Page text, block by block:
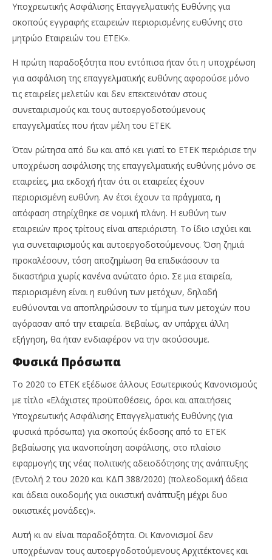
Ακατανόητοι οι Κανονισμοί του ΕΤΕΚ για
υποχρεωτική ασφάλιση επαγγελματικής
ευθύνης
26
Μαΐου,
2025
Cyprus
Insurance
News
Team
Υποχρεωτικής Ασφάλισης Επαγγελματικής Ευθύνης για
σκοπούς εγγραφής εταιρειών περιορισμένης ευθύνης στο
μητρώο Εταιρειών του ΕΤΕΚ».
Η πρώτη παραδοξότητα που εντόπισα ήταν ότι η υποχρέωση
για ασφάλιση της επαγγελματικής ευθύνης αφορούσε μόνο
τις εταιρείες μελετών και δεν επεκτεινόταν στους
συνεταιρισμούς και τους αυτοεργοδοτούμενους
επαγγελματίες που ήταν μέλη του ΕΤΕΚ.
Όταν ρώτησα από δω και από κει γιατί το ΕΤΕΚ περιόρισε την
υποχρέωση ασφάλισης της επαγγελματικής ευθύνης μόνο σε
εταιρείες, μια εκδοχή ήταν ότι οι εταιρείες έχουν
περιορισμένη ευθύνη. Αν έτσι έχουν τα πράγματα, η
απόφαση στηρίχθηκε σε νομική πλάνη. Η ευθύνη των
εταιρειών προς τρίτους είναι απεριόριστη. Το ίδιο ισχύει και
για συνεταιρισμούς και αυτοεργοδοτούμενους. Όση ζημιά
προκαλέσουν, τόση αποζημίωση θα επιδικάσουν τα
δικαστήρια χωρίς κανένα ανώτατο όριο. Σε μια εταιρεία,
περιορισμένη είναι η ευθύνη των μετόχων, δηλαδή
ευθύνονται να αποπληρώσουν το τίμημα των μετοχών που
αγόρασαν από την εταιρεία. Βεβαίως, αν υπάρχει άλλη
εξήγηση, θα ήταν ενδιαφέρον να την ακούσουμε.
Φυσικά Πρόσωπα
Το 2020 το ΕΤΕΚ εξέδωσε άλλους Εσωτερικούς Κανονισμούς
με τίτλο «Ελάχιστες προϋποθέσεις, όροι και απαιτήσεις
Υποχρεωτικής Ασφάλισης Επαγγελματικής Ευθύνης (για
φυσικά πρόσωπα) για σκοπούς έκδοσης από το ΕΤΕΚ
βεβαίωσης για ικανοποίηση ασφάλισης, στο πλαίσιο
εφαρμογής της νέας πολιτικής αδειοδότησης της ανάπτυξης
(Εντολή 2 του 2020 και ΚΔΠ 388/2020) (πολεοδομική άδεια
και άδεια οικοδομής για οικιστική ανάπτυξη μέχρι δυο
οικιστικές μονάδες)».
Αυτή κι αν είναι παραδοξότητα. Οι Κανονισμοί δεν
υποχρέωναν τους αυτοεργοδοτούμενους Αρχιτέκτονες και